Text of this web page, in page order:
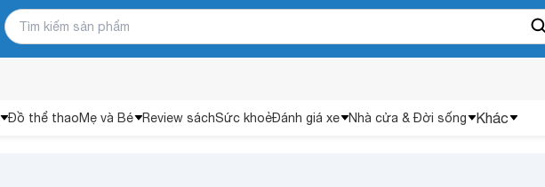
Đồ thể thaoMẹ và Bé Review sáchSức khoẻĐánh giá xe Nhà cửa & Đời sống Khác